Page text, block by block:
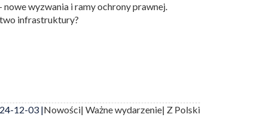
wyzwania i ramy ochrony prawnej.
infrastruktury?
12-03 |Nowości| Ważne wydarzenie| Z Polski